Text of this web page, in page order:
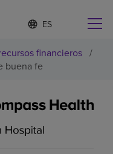
Lista
de
contraída
d
o
m
l
c
financieros /
buena fe